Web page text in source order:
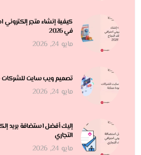
كيفية إنشاء متجر
في 2026
مايو 24, 2026
تصميم ويب سايت للشركات
مايو 24, 2026
إليك أفضل استضافة بريد
التجاري
مايو 24, 2026